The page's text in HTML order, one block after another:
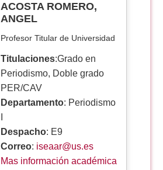
ACOSTA ROMERO,
ANGEL
Profesor Titular de Universidad
Titulaciones:Grado en
Periodismo, Doble grado
PER/CAV
Departamento: Periodismo
Despacho: E9
Correo: iseaar@us.es
Mas información académica